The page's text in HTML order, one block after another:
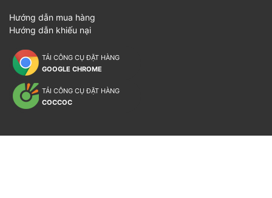
Hướng dẫn mua hàng
Hướng dẫn khiếu nại
TẢI CÔNG CỤ ĐẶT HÀNG
GOOGLE CHROME
TẢI CÔNG CỤ ĐẶT HÀNG
COCCOC